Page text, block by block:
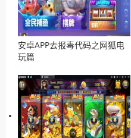
安卓APP去报毒代码之网狐电
玩篇